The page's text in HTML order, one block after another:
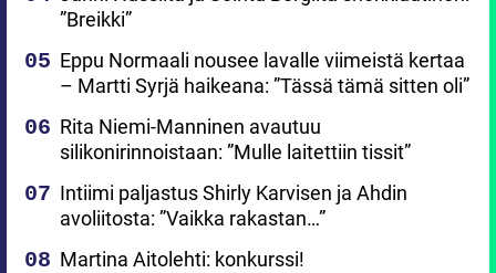
”Breikki”
Eppu Normaali nousee lavalle viimeistä kertaa
– Martti Syrjä haikeana: ”Tässä tämä sitten oli”
Rita Niemi-Manninen avautuu
silikonirinnoistaan: ”Mulle laitettiin tissit”
Intiimi paljastus Shirly Karvisen ja Ahdin
avoliitosta: ”Vaikka rakastan…”
Martina Aitolehti: konkurssi!